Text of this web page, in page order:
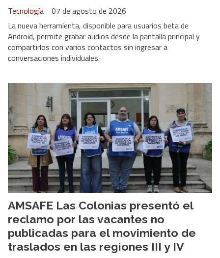
Tecnología
07 de agosto de 2026
La nueva herramienta, disponible para usuarios beta de
Android, permite grabar audios desde la pantalla principal y
compartirlos con varios contactos sin ingresar a
conversaciones individuales.
AMSAFE Las Colonias presentó el
reclamo por las vacantes no
publicadas para el movimiento de
traslados en las regiones III y IV